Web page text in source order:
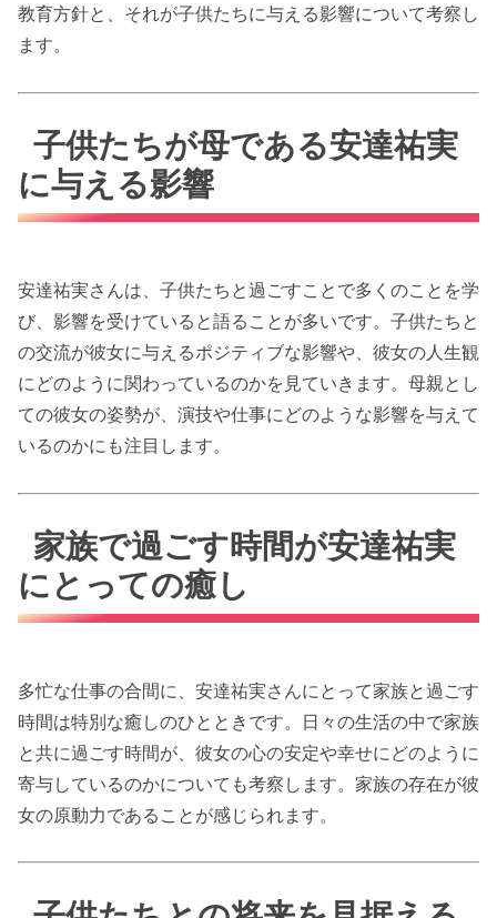
教育方針と、それが子供たちに与える影響について考察し
ます。
子供たちが母である安達祐実
に与える影響
安達祐実さんは、子供たちと過ごすことで多くのことを学
び、影響を受けていると語ることが多いです。子供たちと
の交流が彼女に与えるポジティブな影響や、彼女の人生観
にどのように関わっているのかを見ていきます。母親とし
ての彼女の姿勢が、演技や仕事にどのような影響を与えて
いるのかにも注目します。
家族で過ごす時間が安達祐実
にとっての癒し
多忙な仕事の合間に、安達祐実さんにとって家族と過ごす
時間は特別な癒しのひとときです。日々の生活の中で家族
と共に過ごす時間が、彼女の心の安定や幸せにどのように
寄与しているのかについても考察します。家族の存在が彼
女の原動力であることが感じられます。